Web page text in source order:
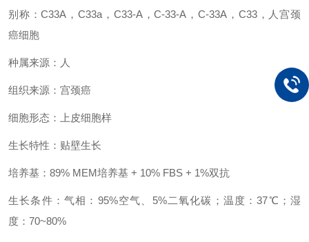
别称：C33A，C33a，C33-A，C-33-A，C-33A，C33，人宫颈
癌细胞
种属来源：人
组织来源：宫颈癌
细胞形态：上皮细胞样
生长特性：贴壁生长
培养基：89% MEM培养基 + 10% FBS + 1%双抗
生长条件：气相：95%空气、5%二氧化碳；温度：37℃；湿
度：70~80%